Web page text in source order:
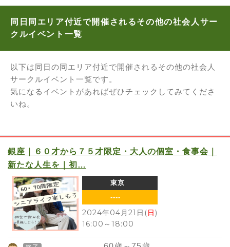
同日同エリア付近で開催されるその他の社会人サー
クルイベント一覧
以下は同日の同エリア付近で開催されるその他の社会人
サークルイベント一覧です。
気になるイベントがあればぜひチェックしてみてくださ
いね。
銀座｜６０才から７５才限定・大人の個室・食事会｜
新たな人生を｜初…
東京
----
2024年04月21日(日)
16:00 ～ 18:00